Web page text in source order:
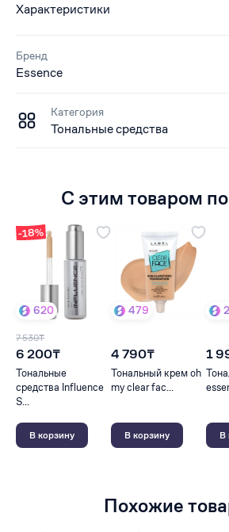
Характеристики
Бренд
Essence
Категория
Тональные средства
С этим товаром
-18%
620
7 530₸
6 200₸
Тональные
средства Influence
S...
В корзину
479
4 790₸
Тональный крем oh
my clear fac...
В корзину
1
В
Похожие